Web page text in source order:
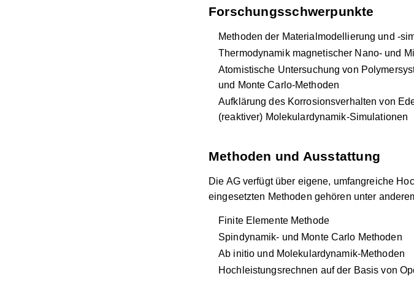
Forschungsschwerpunkte
Methoden der Materialmodellierung und -
Thermodynamik magnetischer Nano- und
Atomistische Untersuchung von
und Monte Carlo-Methoden
Aufklärung des Korrosionsverhalten von
(reaktiver) Molekulardynamik-Simulationen
Methoden und Ausstattung
Die AG verfügt über eigene, umfangreiche
eingesetzten Methoden gehören unter
Finite Elemente Methode
Spindynamik- und Monte Carlo Methoden
Ab initio und Molekulardynamik-Methoden
Hochleistungsrechnen auf der Basis von